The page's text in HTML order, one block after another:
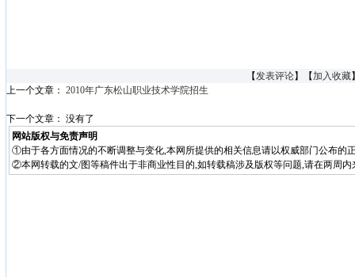
【发表评论】【加入收藏
上一个文章： 2010年广东松山职业技术学院招生
下一个文章： 没有了
网站版权与免责声明
①由于各方面情况的不断调整与变化,本网所提供的相关信息请以权威部门公布的
②本网转载的文/图等稿件出于非商业性目的,如转载稿涉及版权等问题,请在两周内